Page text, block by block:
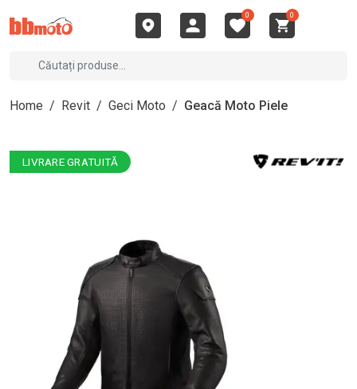
0 0
Home / Revit / Geci Moto / Geacă Moto Piele
LIVRARE GRATUITĂ